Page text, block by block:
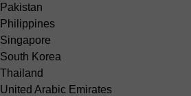
Pakistan
Philippines
Singapore
South Korea
Thailand
United Arabic Emirates